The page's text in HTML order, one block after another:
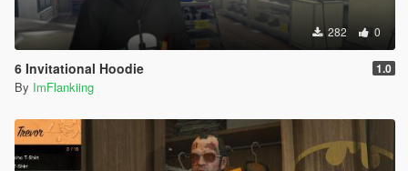
282 0
6 Invitational Hoodie 1.0
By ImFlankiing